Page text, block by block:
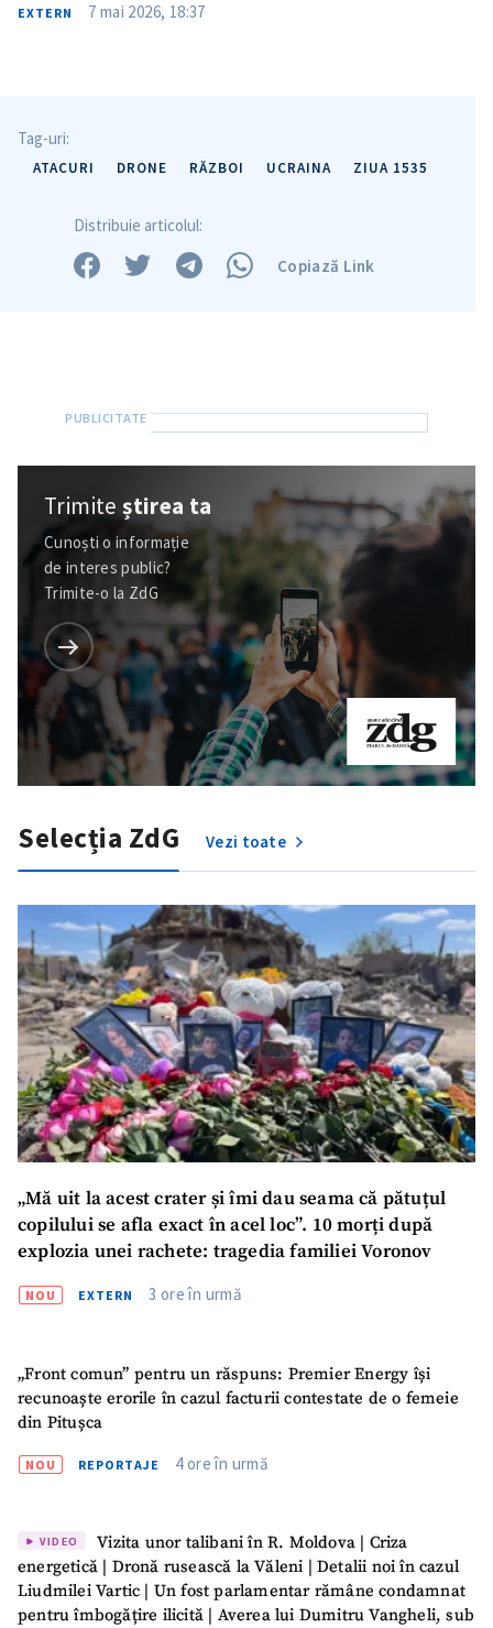
EXTERN 7 mai 2026, 18:37
Tag-uri:
ATACURI DRONE RĂZBOI UCRAINA ZIUA 1535
Distribuie articolul:
Copiază Link
Trimiteștirea ta
Cunoști o informație
de interes public?
Trimite-o la ZdG
Selecția ZdG Vezi toate
„Mă uit la acest crater și îmi dau seama că pătuțul
copilului se afla exact în acel loc”. 10 morți după
explozia unei rachete: tragedia familiei Voronov
NOU EXTERN 3 ore în urmă
„Front comun” pentru un răspuns: Premier Energy își
recunoaște erorile în cazul facturii contestate de o femeie
din Pitușca
NOU REPORTAJE 4 ore în urmă
VIDEO
Vizita unor talibani în R. Moldova | Criza
energetică | Dronă rusească la Văleni | Detalii noi în cazul
Liudmilei Vartic | Un fost parlamentar rămâne condamnat
pentru îmbogățire ilicită | Averea lui Dumitru Vangheli, sub